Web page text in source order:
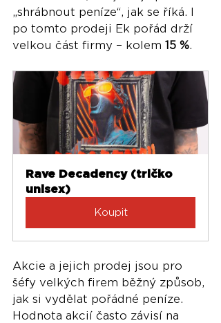
„shrábnout peníze“, jak se říká. I
po tomto prodeji Ek pořád drží
velkou část firmy – kolem 15 %.
Rave Decadency (tričko
unisex)
Koupit
Akcie a jejich prodej jsou pro
šéfy velkých firem běžný způsob,
jak si vydělat pořádné peníze.
Hodnota akcií často závisí na